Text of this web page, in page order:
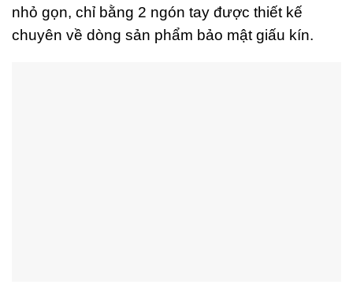
nhỏ gọn, chỉ bằng 2 ngón tay được thiết kế
chuyên về dòng sản phẩm bảo mật giấu kín.